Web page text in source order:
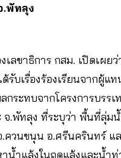
.พัทลุง
เลขาธิการ กสม. เปิดเผย
รับเรื่องร้องเรียนจากผู้แ
ระทบจากโครงการบรรเ
.พัทลุง ที่ระบุว่า พื้นที่ลุ่ม
ควนขนุน อ.ศรีนครินทร์ แล
น้ำแล้งในฤดูแล้งและน้ำท่